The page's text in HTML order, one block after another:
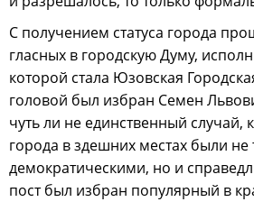
С получением статуса города
гласных в городскую Думу,
которой стала Юзовская
головой был избран Семен
чуть ли не единственный случай,
города в здешних местах были не
демократическими, но и
пост был избран популярный в